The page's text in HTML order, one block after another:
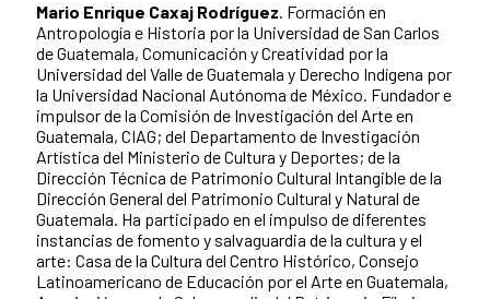
Mario Enrique Caxaj Rodríguez. Formación en
Antropología e Historia por la Universidad de San Carlos
de Guatemala, Comunicación y Creatividad por la
Universidad del Valle de Guatemala y Derecho Indígena por
la Universidad Nacional Autónoma de México. Fundador e
impulsor de la Comisión de Investigación del Arte en
Guatemala, CIAG; del Departamento de Investigación
Artística del Ministerio de Cultura y Deportes; de la
Dirección Técnica de Patrimonio Cultural Intangible de la
Dirección General del Patrimonio Cultural y Natural de
Guatemala. Ha participado en el impulso de diferentes
instancias de fomento y salvaguardia de la cultura y el
arte: Casa de la Cultura del Centro Histórico, Consejo
Latinoamericano de Educación por el Arte en Guatemala,